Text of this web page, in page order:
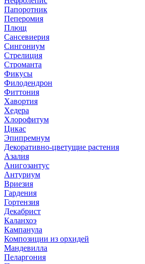
Папоротник
Пеперомия
Плющ
Сансевиерия
Сингониум
Стрелиция
Строманта
Фикусы
Филодендрон
Фиттония
Хавортия
Хедера
Хлорофитум
Цикас
Эпипремнум
Декоративно-цветущие растения
Азалия
Анигозантус
Антуриум
Вриезия
Гардения
Гортензия
Декабрист
Каланхоэ
Кампанула
Композиции из орхидей
Мандевилла
Пеларгония